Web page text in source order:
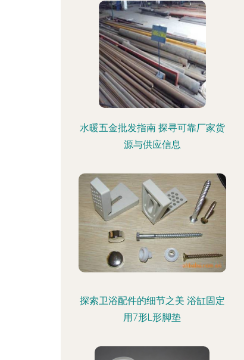
水暖五金批发指南 探寻可靠厂家货
源与供应信息
探索卫浴配件的细节之美 浴缸固定
用7形L形脚垫